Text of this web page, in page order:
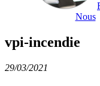
Nous
vpi-incendie
29/03/2021